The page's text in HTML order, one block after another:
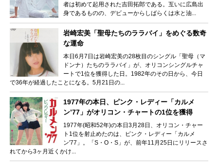
者は初めて起用された吉田拓郎である。互いに広島出
身であるものの、デビューからしばらくは水と油...
岩崎宏美「聖母たちのララバイ」をめぐる数奇
な運命
本日6月7日は岩崎宏美の28枚目のシングル「聖母（マ
ドンナ）たちのララバイ」が、オリコンシングルチャ
ートで1位を獲得した日。1982年のその日から、今日
で36年が経過したことになる。5月21日の...
1977年の本日、ピンク・レディー「カルメ
ン’77」がオリコン・チャートの1位を獲得
1977年(昭和52年)の本日3月28日、オリコン・チャー
ト1位を射止めたのは、ピンク・レディー「カルメ
ン'77」。「S・O・S」が、前年11月25日にリリースさ
れてから3ヶ月近くかけ...